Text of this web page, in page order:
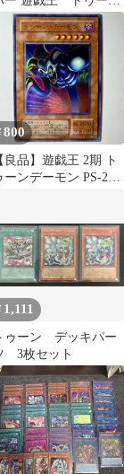
策
800
良品】遊戯王 2期 ト
ーンデーモン PS-22
1,111
ゥーン デッキパー
3枚セット